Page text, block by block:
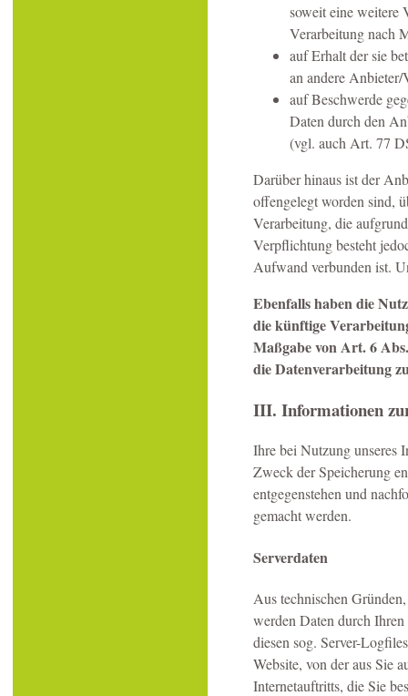
soweit eine weitere
Verarbeitung nach
auf Erhalt der sie
an andere
auf Beschwerde
Daten durch den
(vgl. auch Art. 77
Darüber hinaus ist der
offengelegt worden sind,
Verarbeitung, die
Verpflichtung besteht
Aufwand verbunden ist.
Ebenfalls haben die
die künftige
Maßgabe von Art. 6
die Datenverarbeitung
III. Informationen
Ihre bei Nutzung unseres
Zweck der Speicherung
entgegenstehen und
gemacht werden.
Serverdaten
Aus technischen
werden Daten durch
diesen sog. Server-
Website, von der aus Sie
Internetauftritts, die Sie